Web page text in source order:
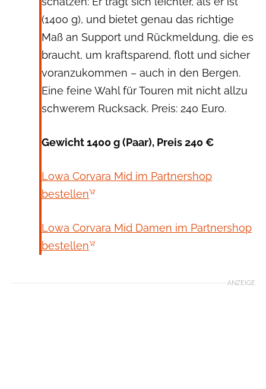
(1400 g), und bietet genau das richtige
Maß an Support und Rückmeldung, die es
braucht, um kraftsparend, flott und sicher
voranzukommen – auch in den Bergen.
Eine feine Wahl für Touren mit nicht allzu
schwerem Rucksack. Preis: 240 Euro.
Gewicht 1400 g (Paar), Preis 240 €
Lowa Corvara Mid im Partnershop
bestellen
Lowa Corvara Mid Damen im Partnershop
bestellen
ANZEIGE